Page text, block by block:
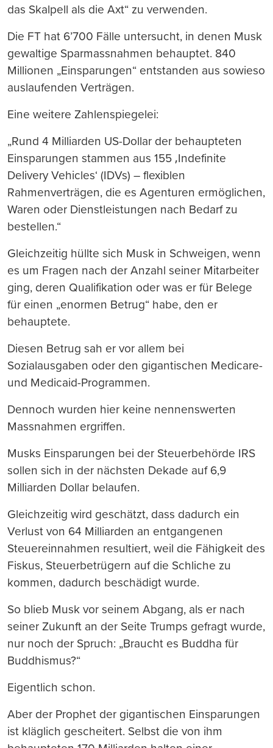
das Skalpell als die Axt“ zu verwenden.
Die FT hat 6’700 Fälle untersucht, in denen Musk
gewaltige Sparmassnahmen behauptet. 840
Millionen „Einsparungen“ entstanden aus sowieso
auslaufenden Verträgen.
Eine weitere Zahlenspiegelei:
„Rund 4 Milliarden US-Dollar der behaupteten
Einsparungen stammen aus 155 ‚Indefinite
Delivery Vehicles‘ (IDVs) – flexiblen
Rahmenverträgen, die es Agenturen ermöglichen,
Waren oder Dienstleistungen nach Bedarf zu
bestellen.“
Gleichzeitig hüllte sich Musk in Schweigen, wenn
es um Fragen nach der Anzahl seiner Mitarbeiter
ging, deren Qualifikation oder was er für Belege
für einen „enormen Betrug“ habe, den er
behauptete.
Diesen Betrug sah er vor allem bei
Sozialausgaben oder den gigantischen Medicare-
und Medicaid-Programmen.
Dennoch wurden hier keine nennenswerten
Massnahmen ergriffen.
Musks Einsparungen bei der Steuerbehörde IRS
sollen sich in der nächsten Dekade auf 6,9
Milliarden Dollar belaufen.
Gleichzeitig wird geschätzt, dass dadurch ein
Verlust von 64 Milliarden an entgangenen
Steuereinnahmen resultiert, weil die Fähigkeit des
Fiskus, Steuerbetrügern auf die Schliche zu
kommen, dadurch beschädigt wurde.
So blieb Musk vor seinem Abgang, als er nach
seiner Zukunft an der Seite Trumps gefragt wurde,
nur noch der Spruch: „Braucht es Buddha für
Buddhismus?“
Eigentlich schon.
Aber der Prophet der gigantischen Einsparungen
ist kläglich gescheitert. Selbst die von ihm